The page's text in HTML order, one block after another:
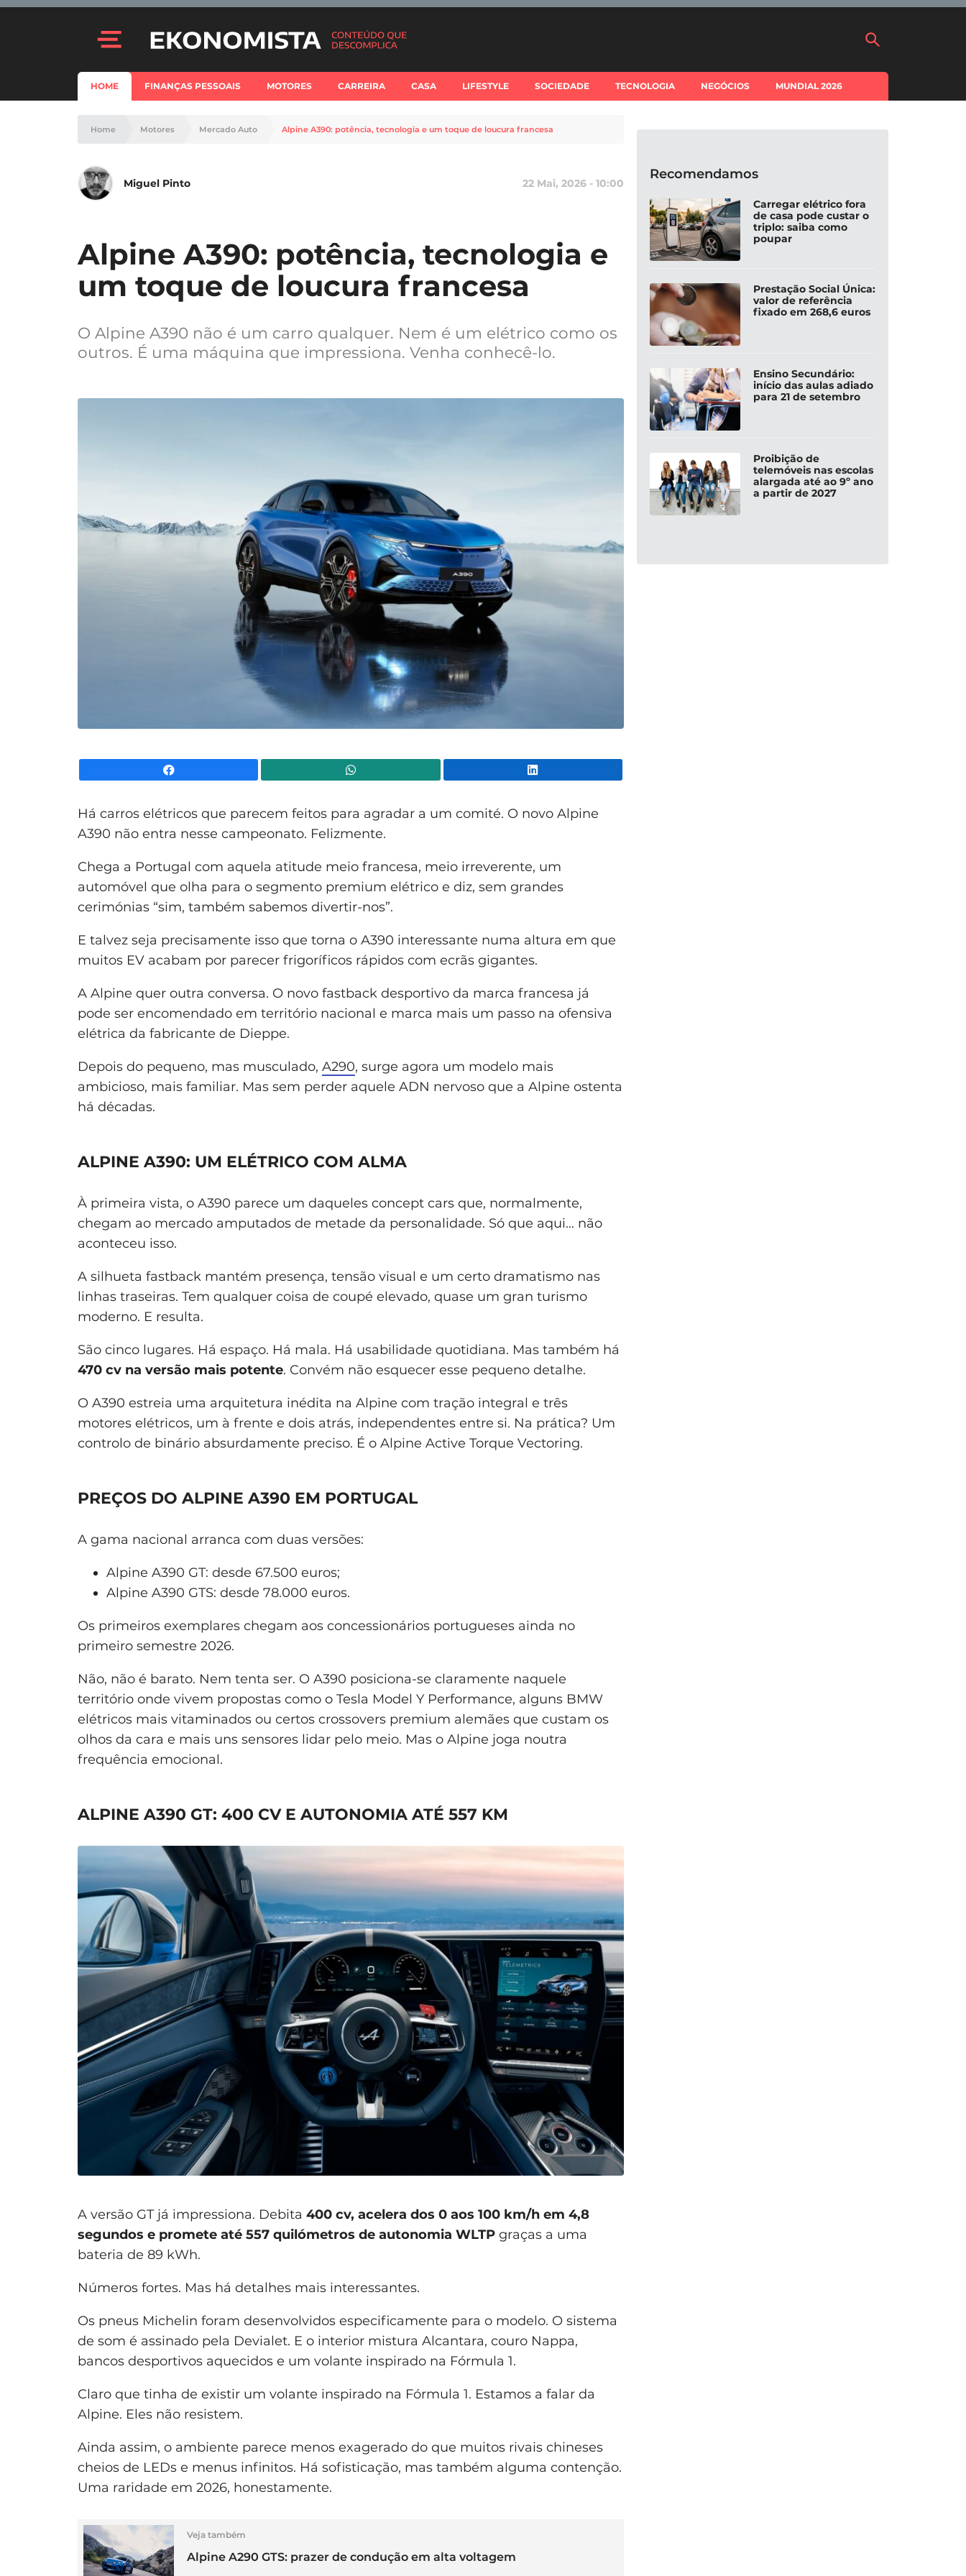
HOME FINANÇAS PESSOAIS MOTORES CARREIRA CASA LIFESTYLE SOCIEDADE TECNOLOGIA NEGÓCIOS MUNDIAL 2026
Home Motores Mercado Auto Alpine A390: potência, tecnologia e um toque de loucura francesa
Miguel Pinto 22 Mai, 2026 - 10:00
Alpine A390: potência, tecnologia e
um toque de loucura francesa
O Alpine A390 não é um carro qualquer. Nem é um elétrico como os
outros. É uma máquina que impressiona. Venha conhecê-lo.
Há carros elétricos que parecem feitos para agradar a um comité. O novo Alpine
A390 não entra nesse campeonato. Felizmente.
Chega a Portugal com aquela atitude meio francesa, meio irreverente, um
automóvel que olha para o segmento premium elétrico e diz, sem grandes
cerimónias “sim, também sabemos divertir-nos”.
E talvez seja precisamente isso que torna o A390 interessante numa altura em que
muitos EV acabam por parecer frigoríficos rápidos com ecrãs gigantes.
A Alpine quer outra conversa. O novo fastback desportivo da marca francesa já
pode ser encomendado em território nacional e marca mais um passo na ofensiva
elétrica da fabricante de Dieppe.
Depois do pequeno, mas musculado, A290, surge agora um modelo mais
ambicioso, mais familiar. Mas sem perder aquele ADN nervoso que a Alpine ostenta
há décadas.
ALPINE A390: UM ELÉTRICO COM ALMA
À primeira vista, o A390 parece um daqueles concept cars que, normalmente,
chegam ao mercado amputados de metade da personalidade. Só que aqui… não
aconteceu isso.
A silhueta fastback mantém presença, tensão visual e um certo dramatismo nas
linhas traseiras. Tem qualquer coisa de coupé elevado, quase um gran turismo
moderno. E resulta.
São cinco lugares. Há espaço. Há mala. Há usabilidade quotidiana. Mas também há
470 cv na versão mais potente. Convém não esquecer esse pequeno detalhe.
O A390 estreia uma arquitetura inédita na Alpine com tração integral e três
motores elétricos, um à frente e dois atrás, independentes entre si. Na prática? Um
controlo de binário absurdamente preciso. É o Alpine Active Torque Vectoring.
PREÇOS DO ALPINE A390 EM PORTUGAL
A gama nacional arranca com duas versões:
Alpine A390 GT: desde 67.500 euros;
Alpine A390 GTS: desde 78.000 euros.
Os primeiros exemplares chegam aos concessionários portugueses ainda no
primeiro semestre 2026.
Não, não é barato. Nem tenta ser. O A390 posiciona-se claramente naquele
território onde vivem propostas como o Tesla Model Y Performance, alguns BMW
elétricos mais vitaminados ou certos crossovers premium alemães que custam os
olhos da cara e mais uns sensores lidar pelo meio. Mas o Alpine joga noutra
frequência emocional.
ALPINE A390 GT: 400 CV E AUTONOMIA ATÉ 557 KM
A versão GT já impressiona. Debita 400 cv, acelera dos 0 aos 100 km/h em 4,8
segundos e promete até 557 quilómetros de autonomia WLTP graças a uma
bateria de 89 kWh.
Números fortes. Mas há detalhes mais interessantes.
Os pneus Michelin foram desenvolvidos especificamente para o modelo. O sistema
de som é assinado pela Devialet. E o interior mistura Alcantara, couro Nappa,
bancos desportivos aquecidos e um volante inspirado na Fórmula 1.
Claro que tinha de existir um volante inspirado na Fórmula 1. Estamos a falar da
Alpine. Eles não resistem.
Ainda assim, o ambiente parece menos exagerado do que muitos rivais chineses
cheios de LEDs e menus infinitos. Há sofisticação, mas também alguma contenção.
Uma raridade em 2026, honestamente.
Veja também
Alpine A290 GTS: prazer de condução em alta voltagem
Recomendamos
Carregar elétrico fora
de casa pode custar o
triplo: saiba como
poupar
Prestação Social Única:
valor de referência
fixado em 268,6 euros
Ensino Secundário:
início das aulas adiado
para 21 de setembro
Proibição de
telemóveis nas escolas
alargada até ao 9º ano
a partir de 2027